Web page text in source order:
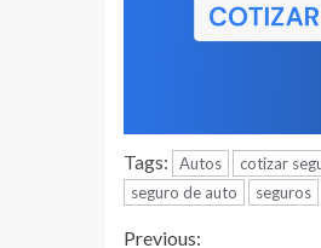
Tags: Autos cotizar
seguro de auto
seguros
Previous: